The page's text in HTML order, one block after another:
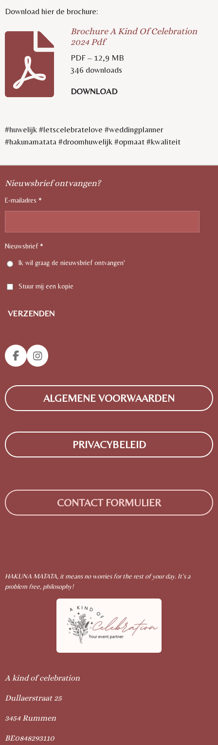
Download hier de brochure:
Brochure A Kind Of Celebration
2024 Pdf
PDF – 12,9 MB
346 downloads
DOWNLOAD
#huwelijk #letscelebratelove #weddingplanner
#hakunamatata #droomhuwelijk #opmaat #kwaliteit
Nieuwsbrief ontvangen?
E-mailadres *
Nieuwsbrief *
Ik wil graag de nieuwsbrief ontvangen'
Stuur mij een kopie
VERZENDEN
F
A
E
O
I
N
T
G
ALGEMENE VOORWAARDEN
PRIVACYBELEID
CONTACT FORMULIER
HAKUNA MATATA, it means no worries for the rest of your day. It's a
problem free, philosophy!
A kind of celebration
Dullaerstraat 25
3454 Rummen
BE0848293110